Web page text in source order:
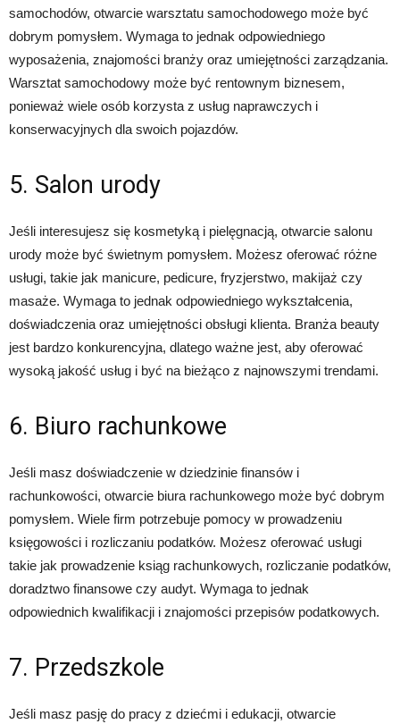
samochodów, otwarcie warsztatu samochodowego może być
dobrym pomysłem. Wymaga to jednak odpowiedniego
wyposażenia, znajomości branży oraz umiejętności zarządzania.
Warsztat samochodowy może być rentownym biznesem,
ponieważ wiele osób korzysta z usług naprawczych i
konserwacyjnych dla swoich pojazdów.
5. Salon urody
Jeśli interesujesz się kosmetyką i pielęgnacją, otwarcie salonu
urody może być świetnym pomysłem. Możesz oferować różne
usługi, takie jak manicure, pedicure, fryzjerstwo, makijaż czy
masaże. Wymaga to jednak odpowiedniego wykształcenia,
doświadczenia oraz umiejętności obsługi klienta. Branża beauty
jest bardzo konkurencyjna, dlatego ważne jest, aby oferować
wysoką jakość usług i być na bieżąco z najnowszymi trendami.
6. Biuro rachunkowe
Jeśli masz doświadczenie w dziedzinie finansów i
rachunkowości, otwarcie biura rachunkowego może być dobrym
pomysłem. Wiele firm potrzebuje pomocy w prowadzeniu
księgowości i rozliczaniu podatków. Możesz oferować usługi
takie jak prowadzenie ksiąg rachunkowych, rozliczanie podatków,
doradztwo finansowe czy audyt. Wymaga to jednak
odpowiednich kwalifikacji i znajomości przepisów podatkowych.
7. Przedszkole
Jeśli masz pasję do pracy z dziećmi i edukacji, otwarcie